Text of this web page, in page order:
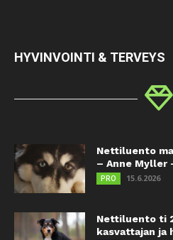
HYVINVOINTI & TERVEYS
Nettiluento
– Anne Myller
PRO 15.6.2026
Nettiluento ti
kasvattajan ja